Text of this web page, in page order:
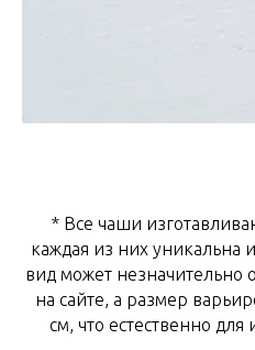
* Все чаши
каждая из них
вид может незначительно
на сайте, а размер
см, что естественно